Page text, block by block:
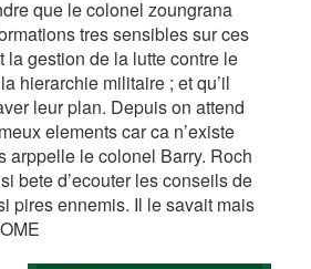
que le colonel zoungrana
tres sensibles sur ces
la gestion de la lutte contre le
hierarchie militaire ; et qu’il
leur plan. Depuis on attend
elements car ca n’existe
arppelle le colonel Barry. Roch
bete d’ecouter les conseils de
pires ennemis. Il le savait mais